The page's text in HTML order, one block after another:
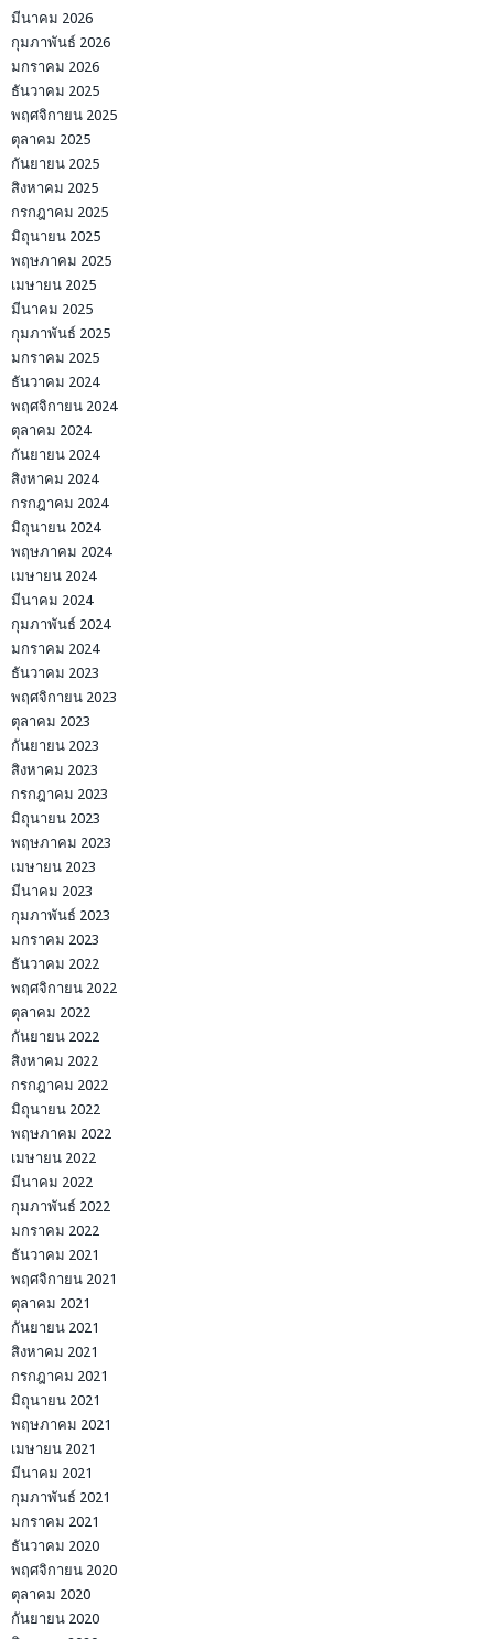
มีนาคม 2026
กุมภาพันธ์ 2026
มกราคม 2026
ธันวาคม 2025
พฤศจิกายน 2025
ตุลาคม 2025
กันยายน 2025
สิงหาคม 2025
กรกฎาคม 2025
มิถุนายน 2025
พฤษภาคม 2025
เมษายน 2025
มีนาคม 2025
กุมภาพันธ์ 2025
มกราคม 2025
ธันวาคม 2024
พฤศจิกายน 2024
ตุลาคม 2024
กันยายน 2024
สิงหาคม 2024
กรกฎาคม 2024
มิถุนายน 2024
พฤษภาคม 2024
เมษายน 2024
มีนาคม 2024
กุมภาพันธ์ 2024
มกราคม 2024
ธันวาคม 2023
พฤศจิกายน 2023
ตุลาคม 2023
กันยายน 2023
สิงหาคม 2023
กรกฎาคม 2023
มิถุนายน 2023
พฤษภาคม 2023
เมษายน 2023
มีนาคม 2023
กุมภาพันธ์ 2023
มกราคม 2023
ธันวาคม 2022
พฤศจิกายน 2022
ตุลาคม 2022
กันยายน 2022
สิงหาคม 2022
กรกฎาคม 2022
มิถุนายน 2022
พฤษภาคม 2022
เมษายน 2022
มีนาคม 2022
กุมภาพันธ์ 2022
มกราคม 2022
ธันวาคม 2021
พฤศจิกายน 2021
ตุลาคม 2021
กันยายน 2021
สิงหาคม 2021
กรกฎาคม 2021
มิถุนายน 2021
พฤษภาคม 2021
เมษายน 2021
มีนาคม 2021
กุมภาพันธ์ 2021
มกราคม 2021
ธันวาคม 2020
พฤศจิกายน 2020
ตุลาคม 2020
กันยายน 2020